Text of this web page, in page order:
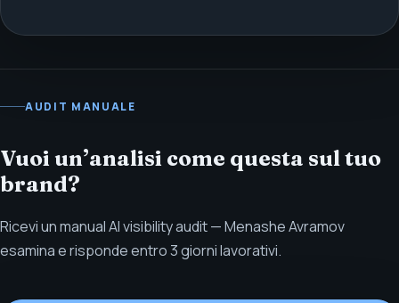
AUDIT MANUALE
Vuoi un’analisi come questa sul tuo
brand?
Ricevi un manual AI visibility audit — Menashe Avramov
esamina e risponde entro 3 giorni lavorativi.